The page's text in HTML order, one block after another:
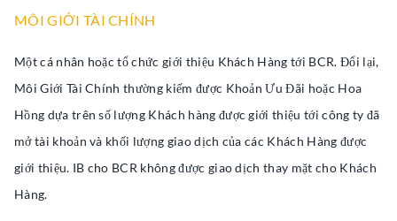
MÔI GIỚI TÀI CHÍNH
Một cá nhân hoặc tổ chức giới thiệu Khách Hàng tới BCR. Đổi lại,
Môi Giới Tài Chính thường kiếm được Khoản Ưu Đãi hoặc Hoa
Hồng dựa trên số lượng Khách hàng được giới thiệu tới công ty đã
mở tài khoản và khối lượng giao dịch của các Khách Hàng được
giới thiệu. IB cho BCR không được giao dịch thay mặt cho Khách
Hàng.